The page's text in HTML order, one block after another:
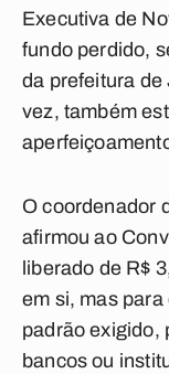
Executiva de
fundo perdido,
da prefeitura de
vez, também
O coordenador
afirmou ao
liberado de R$
em si, mas
padrão exigido,
bancos ou